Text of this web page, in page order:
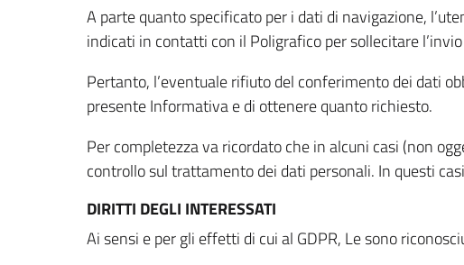
A parte quanto specificato per i dati di navigazione,
indicati in contatti con il Poligrafico per sollecitare
Pertanto, l’eventuale rifiuto del conferimento dei dati
presente Informativa e di ottenere quanto richiesto.
Per completezza va ricordato che in alcuni casi (non
controllo sul trattamento dei dati personali. In questi
DIRITTI DEGLI INTERESSATI
Ai sensi e per gli effetti di cui al GDPR, Le sono